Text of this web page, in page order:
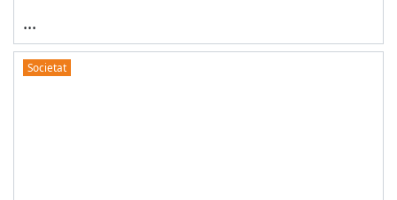
...
Societat